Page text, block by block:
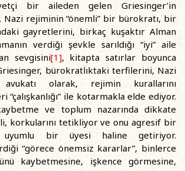
bir aileden gelen Griesinger’in
Nazi rejiminin “önemli” bir bürokratı, bir
gayretlerini, birkaç kuşaktır Alman
verdiği şevkle sarıldığı “iyi” aile
sevgisini[1], kitapta satırlar boyunca
bürokratlıktaki terfilerini, Nazi
olarak, rejimin kurallarını
“çalışkanlığı” ile kotarmakla elde ediyor.
kaybetme ve toplum nazarında dikkate
korkularını tetikliyor ve onu agresif bir
uyumlu bir üyesi haline getiriyor.
“görece önemsiz kararlar”, binlerce
kaybetmesine, işkence görmesine,